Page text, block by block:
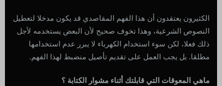
الكثيرون يعتقدون أن هذا الفهم المقاصدي قد يكون مدخلا لتعطيل
النصوص الشرعية، وهذا تخوف صحيح لأن البعض يستخدمه لأجل
ذلك فعلا، لكن سوء استخدام الكهرباء لا يبرر عدم استخدامها
مطلقا. بل يجب العمل على تقديم تأصيل منضبط لهذا الفهم.
ماهي المعوقات التي قابلتك أثناء مشوار الكتابة ؟